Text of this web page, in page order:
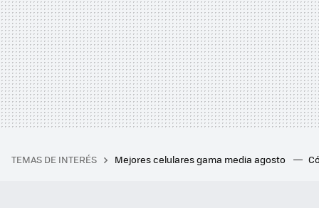
TEMAS DE INTERÉS Mejores celulares gama media agosto